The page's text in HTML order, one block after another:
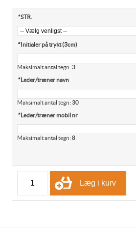
*STR.
*Initialer på trykt (3cm)
Maksimalt antal tegn:3
*Leder/træner navn
Maksimalt antal tegn:30
*Leder/træner mobil nr
Maksimalt antal tegn:8
Læg i kurv